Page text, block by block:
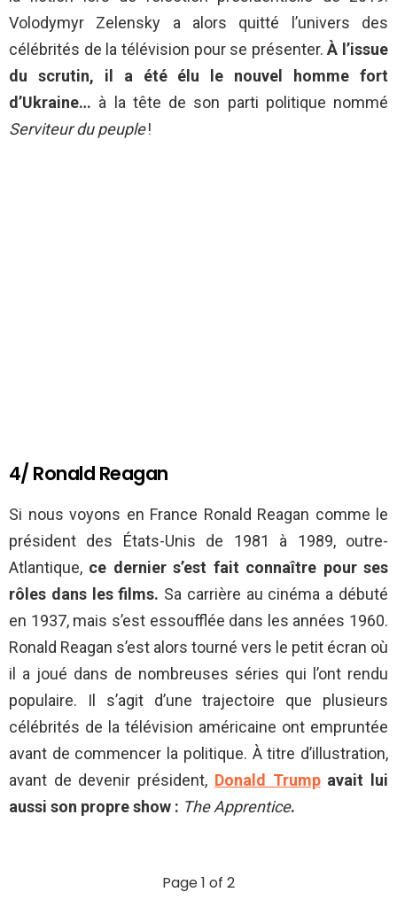
Volodymyr Zelensky a alors quitté l’univers des
célébrités de la télévision pour se présenter. À l’issue
du scrutin, il a été élu le nouvel homme fort
d’Ukraine… à la tête de son parti politique nommé
Serviteur du peuple!
4/ Ronald Reagan
Si nous voyons en France Ronald Reagan comme le
président des États-Unis de 1981 à 1989, outre-
Atlantique, ce dernier s’est fait connaître pour ses
rôles dans les films. Sa carrière au cinéma a débuté
en 1937, mais s’est essoufflée dans les années 1960.
Ronald Reagan s’est alors tourné vers le petit écran où
il a joué dans de nombreuses séries qui l’ont rendu
populaire. Il s’agit d’une trajectoire que plusieurs
célébrités de la télévision américaine ont empruntée
avant de commencer la politique. À titre d’illustration,
avant de devenir président, Donald Trumpavait lui
aussi son propre show : The Apprentice.
Page 1 of 2